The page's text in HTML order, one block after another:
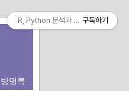
방명록
R, Python 분석과 프로그래밍의 친
구독하기